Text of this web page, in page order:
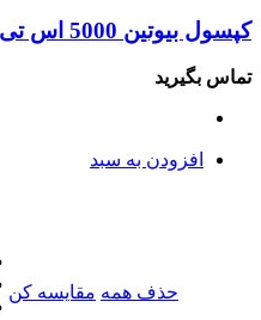
کپسول بیوتین 5000 اس تی پی فارما 30 عدد
تماس بگیرید
افزودن به سبد
حذف همه مقایسه کن